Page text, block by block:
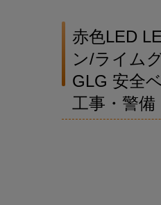
赤色LED
ン/ライム
GLG 安全
工事・警